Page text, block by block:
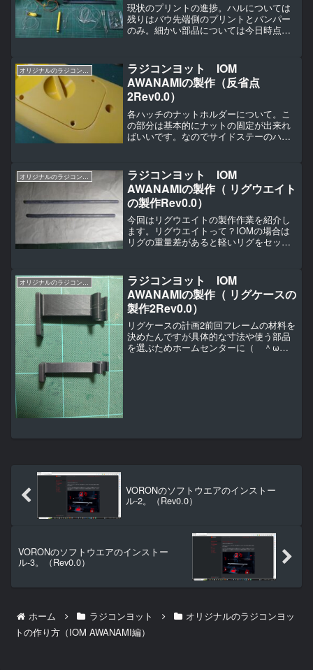
現状のプリントの進捗。ハルについては
残りはバウ先端側のプリントとバンパー
のみ。細かい部品については今日時点で
ディのサポートの取り外しが終わってい
ないのでまずはそのサポー...
オリジナルのラジコンヨットの作り方（IOM AWANAMI編）
ラジコンヨット IOM
AWANAMIの製作（反省点
2Rev0.0）
各ハッチのナットホルダーについて。こ
の部分は基本的にナットの固定が出来れ
ばいいです。なのでサイドステーのハル
します。別部品として設置するのはむや
みに重量を増やし無駄が多...
オリジナルのラジコンヨットの作り方（IOM AWANAMI編）
ラジコンヨット IOM
AWANAMIの製作（ リグウエイト
の製作Rev0.0）
今回はリグウエイトの製作作業を紹介し
ます。リグウエイトって？IOMの場合は
リグの重量差があると軽いリグをセット
ても既定の重量を上回るようする必要が
あります。そのためにそ...
オリジナルのラジコンヨットの作り方（IOM AWANAMI編）
ラジコンヨット IOM
AWANAMIの製作（ リグケースの
製作2Rev0.0）
リグケースの計画2前回フレームの材料を
決めたんですが具体的な寸法や使う部品
を選ぶためホームセンターに（ ＾ω
VORONのソフトウエアのインストー
ル-2。（Rev0.0）
VORONのソフトウエアのインストー
ル-3。（Rev0.0）
ホーム ラジコンヨット
オリジナルのラジコンヨッ
トの作り方（IOM AWANAMI編）